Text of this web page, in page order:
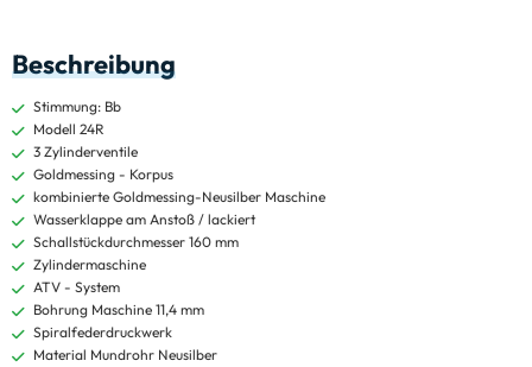
Beschreibung
Stimmung: Bb
Modell 24R
3 Zylinderventile
Goldmessing - Korpus
kombinierte Goldmessing-Neusilber Maschine
Wasserklappe am Anstoß / lackiert
Schallstückdurchmesser 160 mm
Zylindermaschine
ATV - System
Bohrung Maschine 11,4 mm
Spiralfederdruckwerk
Material Mundrohr Neusilber